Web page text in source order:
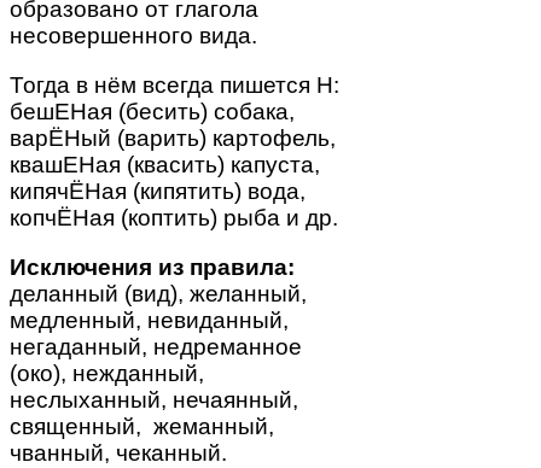
образовано от глагола
несовершенного вида.
Тогда в нём всегда пишется Н:
бешЕНая (бесить) собака,
варЁНый (варить) картофель,
квашЕНая (квасить) капуста,
кипячЁНая (кипятить) вода,
копчЁНая (коптить) рыба и др.
Исключения из правила:
деланный (вид), желанный,
медленный, невиданный,
негаданный, недреманное
(око), нежданный,
неслыханный, нечаянный,
священный, жеманный,
чванный, чеканный.